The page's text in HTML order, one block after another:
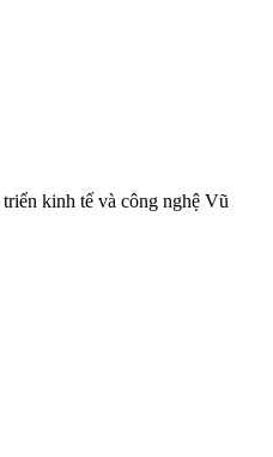
kinh tế và công nghệ Vũ